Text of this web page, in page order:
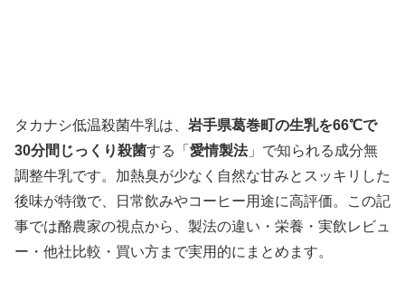
タカナシ低温殺菌牛乳は、 岩手県葛巻町の生乳を66℃で
30分間じっくり殺菌する「 愛情製法」で知られる成分無
調整牛乳です。加熱臭が少なく自然な甘みとスッキリした
後味が特徴で、日常飲みやコーヒー用途に高評価。この記
事では酪農家の視点から、製法の違い・栄養・実飲レビュ
ー・他社比較・買い方まで実用的にまとめます。